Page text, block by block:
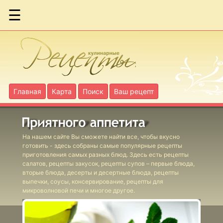
☰
Главная Карта Поиск Ваш рецепт
На нашем сайте Вы сможете найти все, чтобы вкусно
готовить - здесь собраны самые популярные рецепты
приготовления самых разных блюд. Здесь есть рецепты
салатов, рецепты закусок, рецепты супов – первые блюда,
вторые блюда, десерты и десертные блюда, рецепты
выпечки, соусы, консервирование, рецепты для
микроволновой печи и многое другое.
Абрикосы в
яблочном пюре
Абрикосы в
собственном соку
Баклажанная икра
Белые грибы
маринованные
Фаршированные
томаты